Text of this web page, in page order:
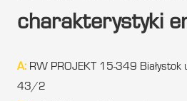
charakterystyki
A: RW PROJEKT 15-349 Białystok
43/2